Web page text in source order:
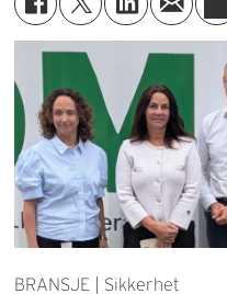
BRANSJE | Sikkerhet